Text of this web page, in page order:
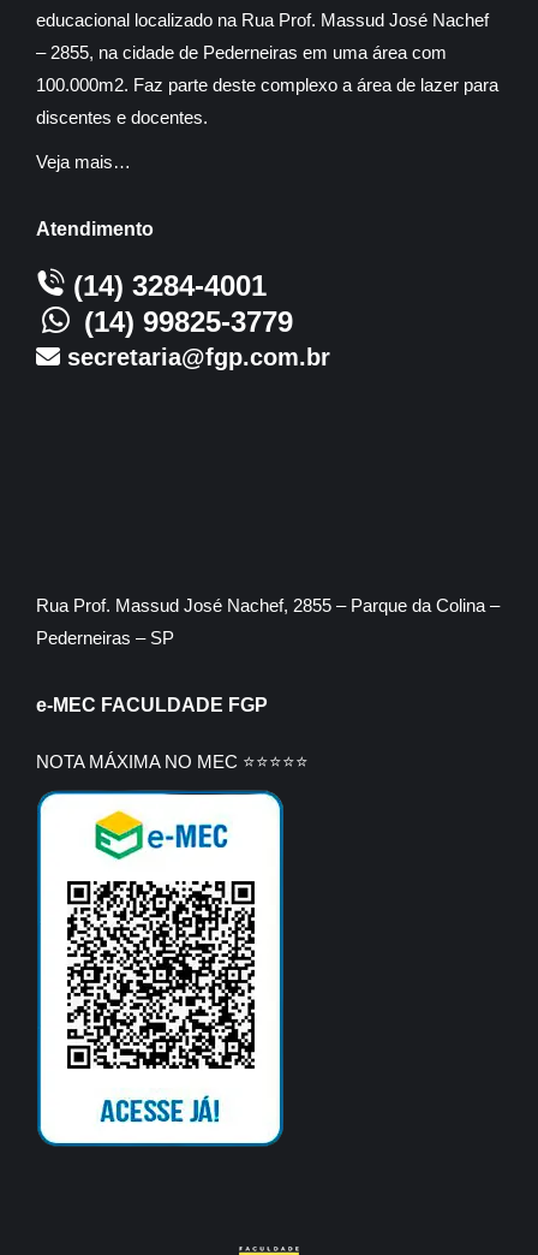
educacional localizado na Rua Prof. Massud José Nachef
– 2855, na cidade de Pederneiras em uma área com
100.000m2. Faz parte deste complexo a área de lazer para
discentes e docentes.
Veja mais…
Atendimento
(14) 3284-4001
(14) 99825-3779
secretaria@fgp.com.br
Rua Prof. Massud José Nachef, 2855 – Parque da Colina –
Pederneiras – SP
e-MEC FACULDADE FGP
NOTA MÁXIMA NO MEC ⭐⭐⭐⭐⭐